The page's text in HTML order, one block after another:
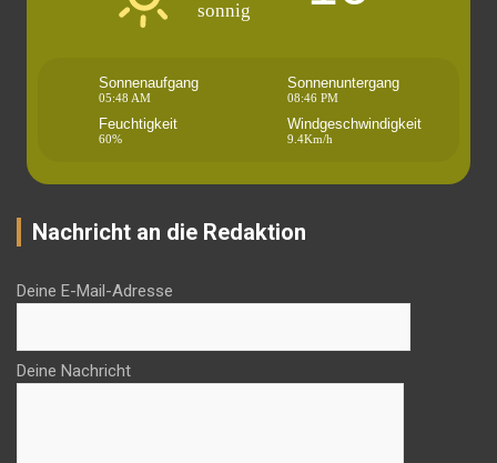
sonnig
Sonnenaufgang
05:48 AM
Sonnenuntergang
08:46 PM
Feuchtigkeit
60%
Windgeschwindigkeit
9.4Km/h
Nachricht an die Redaktion
Deine E-Mail-Adresse
Deine Nachricht